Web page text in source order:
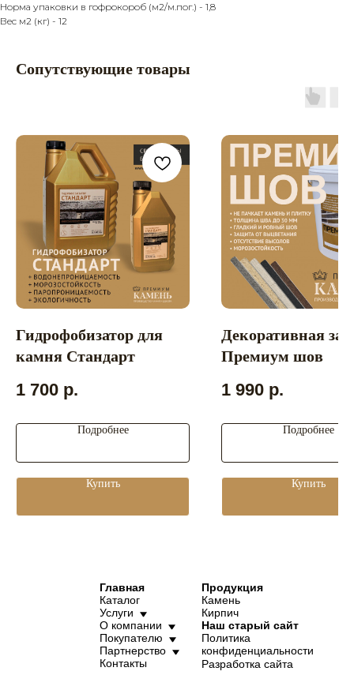
Норма упаковки в гофрокороб (м2/м.пог.) - 1,8
Вес м2 (кг) - 12
Сопутствующие товары
Гидрофобизатор для
камня Стандарт
1 700 р.
Подробнее
Купить
Декоративная
Премиум шов
1 990 р.
Подробнее
Купить
Наш старый сайт
Политика
конфиденциальности
Разработка сайта
О компании
Покупателю
Партнерство
Контакты
8 (861) 944 99 44
8 (918) 095 22 88
premiumkamen@yandex.ru
г. Краснодар, ул.
Дзержинского, 152
Заказать звонок